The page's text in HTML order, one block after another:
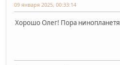
09 января 2025, 00:33:14
Хорошо Олег! Пора